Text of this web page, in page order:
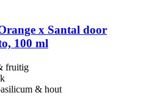
x Santal door
100 ml
fruitig
& hout